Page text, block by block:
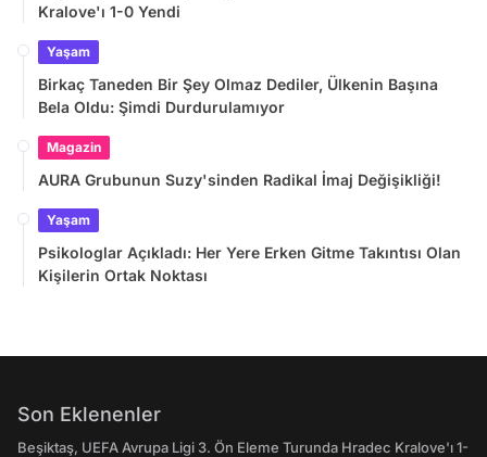
Kralove'ı 1-0 Yendi
Yaşam
Birkaç Taneden Bir Şey Olmaz Dediler, Ülkenin Başına
Bela Oldu: Şimdi Durdurulamıyor
Magazin
AURA Grubunun Suzy'sinden Radikal İmaj Değişikliği!
Yaşam
Psikologlar Açıkladı: Her Yere Erken Gitme Takıntısı Olan
Kişilerin Ortak Noktası
Son Eklenenler
Beşiktaş, UEFA Avrupa Ligi 3. Ön Eleme Turunda Hradec Kralove'ı 1-